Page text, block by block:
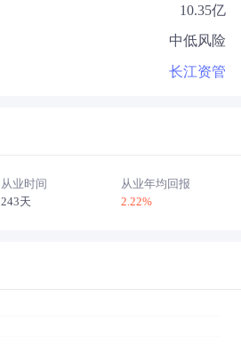
--/--
10.35亿
中低风险
长江资管
从业时间
243天
从业年均回报
2.22%